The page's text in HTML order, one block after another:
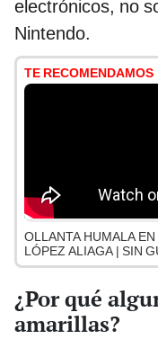
electrónicos, no
Nintendo.
TE RECOMENDAMOS
OLLANTA HUMALA
LÓPEZ ALIAGA | SIN
¿Por qué
amarillas?